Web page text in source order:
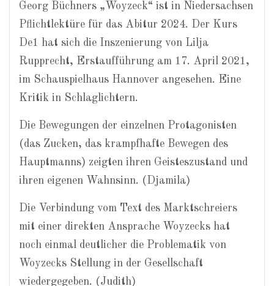
Georg Büchners „Woyzeck“ ist in Niedersachsen
Pflichtlektüre für das Abitur 2024. Der Kurs
De1 hat sich die Inszenierung von Lilja
Rupprecht, Erstaufführung am 17. April 2021,
im Schauspielhaus Hannover angesehen. Eine
Kritik in Schlaglichtern.
Die Bewegungen der einzelnen Protagonisten
(das Zucken, das krampfhafte Bewegen des
Hauptmanns) zeigten ihren Geisteszustand und
ihren eigenen Wahnsinn. (Djamila)
Die Verbindung vom Text des Marktschreiers
mit einer direkten Ansprache Woyzecks hat
noch einmal deutlicher die Problematik von
Woyzecks Stellung in der Gesellschaft
wiedergegeben. (Judith)